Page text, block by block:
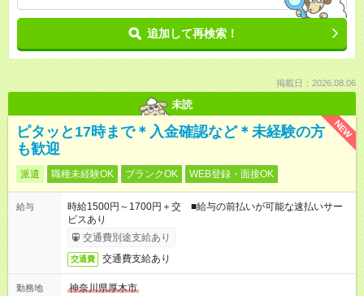
追加して再検索！
掲載日：2026.08.06
未読
NEW
ピタッと17時まで＊入金確認など＊未経験の方
も歓迎
派遣 職種未経験OK ブランクOK WEB登録・面接OK
給与
時給1500円～1700円＋交 ■給与の前払いが可能な速払いサー
ビスあり
交通費別途支給あり
交通費 交通費支給あり
勤務地
神奈川県厚木市